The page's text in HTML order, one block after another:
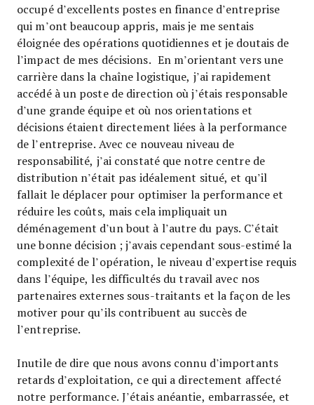
occupé d’excellents postes en finance d’entreprise
qui m’ont beaucoup appris, mais je me sentais
éloignée des opérations quotidiennes et je doutais de
l’impact de mes décisions. En m’orientant vers une
carrière dans la chaîne logistique, j’ai rapidement
accédé à un poste de direction où j’étais responsable
d’une grande équipe et où nos orientations et
décisions étaient directement liées à la performance
de l’entreprise. Avec ce nouveau niveau de
responsabilité, j’ai constaté que notre centre de
distribution n’était pas idéalement situé, et qu’il
fallait le déplacer pour optimiser la performance et
réduire les coûts, mais cela impliquait un
déménagement d’un bout à l’autre du pays. C’était
une bonne décision ; j’avais cependant sous-estimé la
complexité de l’opération, le niveau d’expertise requis
dans l’équipe, les difficultés du travail avec nos
partenaires externes sous-traitants et la façon de les
motiver pour qu’ils contribuent au succès de
l’entreprise.
Inutile de dire que nous avons connu d’importants
retards d’exploitation, ce qui a directement affecté
notre performance. J’étais anéantie, embarrassée, et